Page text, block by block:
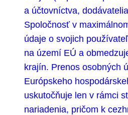
a účtovníctva,
Spoločnosť v
údaje o svojich
na území EÚ a
krajín. Prenos osobných
Európskeho
uskutočňuje len v rámci
nariadenia, pričom k